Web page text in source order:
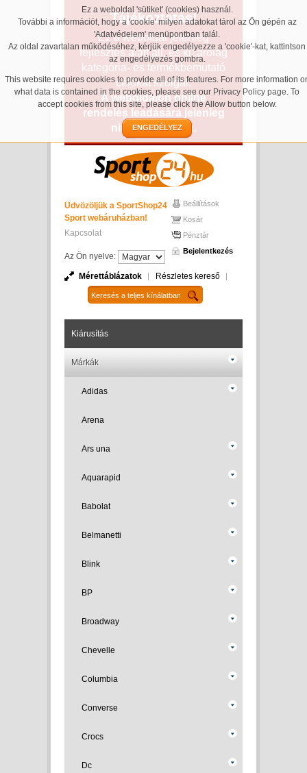
Ez a weboldal 'sütiket' (cookies) használ.
További a információt, hogy a 'cookie' milyen adatokat tárol az Ön gépén az
'Adatvédelem' menüpontban talál.
Az oldal zavartalan működéséhez, kérjük engedélyezze a 'cookie'-kat, kattintson
az engedélyezés gombra.
This website requires cookies to provide all of its features. For more information
what data is contained in the cookies, please see our Privacy Policy page. To
accept cookies from this site, please click the Allow button below.
ENGEDÉLYEZ
Tájékoztatás!
Ez a weboldal jelenleg
fejlesztés alatt áll, és kizárólag
kategória- és termékbemutató
célokat szolgál.
A weboldalon online
rendelés leadására jelenleg
nincs lehetőség.
Üdvözöljük a SportShop24
Sport webáruházban!
Kapcsolat
Az Ön nyelve:
Beállítások
Kosár
Pénztár
Bejelentkezés
Mérettáblázatok Részletes kereső
Kiárusítás
Márkák
Adidas
Arena
Ars una
Aquarapid
Babolat
Belmanetti
Blink
BP
Broadway
Chevelle
Columbia
Converse
Crocs
Dc